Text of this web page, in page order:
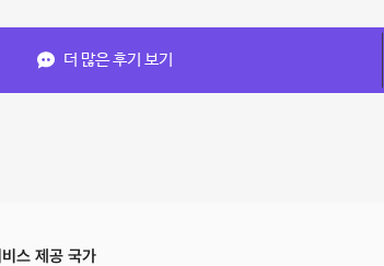
더 많은 후기 보기
스 제공 국가